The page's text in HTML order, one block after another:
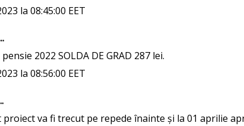
la 08:45:00 EET
2022 SOLDA DE GRAD 287 lei.
la 08:56:00 EET
proiect va fi trecut pe repede înainte și la 01 aprilie